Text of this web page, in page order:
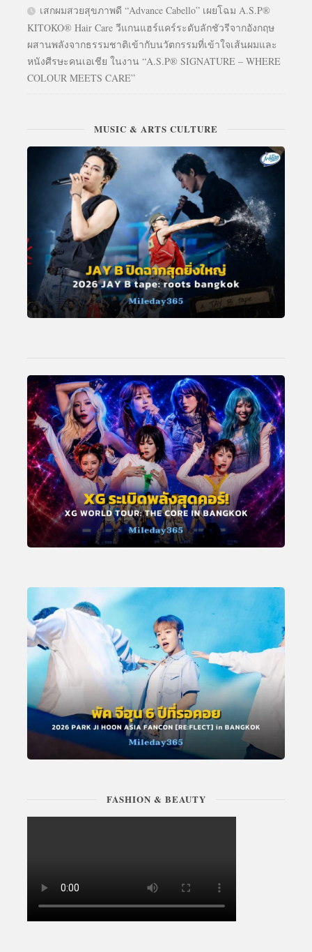
เสกผมสวยสุขภาพดี “Advance Cabello” เผยโฉม A.S.P®
KITOKO® Hair Care วีแกนแฮร์แคร์ระดับลักชัวรีจากอังกฤษ
ผสานพลังจากธรรมชาติเข้ากับนวัตกรรมที่เข้าใจเส้นผมและ
หนังศีรษะคนเอเชีย ในงาน “A.S.P® SIGNATURE – WHERE
COLOUR MEETS CARE”
MUSIC & ARTS CULTURE
FASHION & BEAUTY